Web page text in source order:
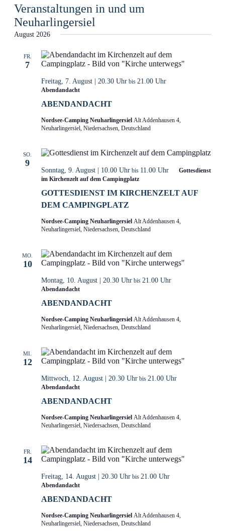
wählen.
Veranstaltungen in und um
Neuharlingersiel
August 2026
FR.
7
Freitag, 7. August | 20.30 Uhrbis 21.00 Uhr
Abendandacht
ABENDANDACHT
Nordsee-Camping Neuharlingersiel Alt Addenhausen 4,
Neuharlingersiel, Niedersachsen, Deutschland
SO.
9
Sonntag, 9. August | 10.00 Uhrbis 11.00 Uhr
Gottesdienst
im Kirchenzelt auf dem Campingplatz
GOTTESDIENST IM KIRCHENZELT AUF
DEM CAMPINGPLATZ
Nordsee-Camping Neuharlingersiel Alt Addenhausen 4,
Neuharlingersiel, Niedersachsen, Deutschland
MO.
10
Montag, 10. August | 20.30 Uhrbis 21.00 Uhr
Abendandacht
ABENDANDACHT
Nordsee-Camping Neuharlingersiel Alt Addenhausen 4,
Neuharlingersiel, Niedersachsen, Deutschland
MI.
12
Mittwoch, 12. August | 20.30 Uhrbis 21.00 Uhr
Abendandacht
ABENDANDACHT
Nordsee-Camping Neuharlingersiel Alt Addenhausen 4,
Neuharlingersiel, Niedersachsen, Deutschland
FR.
14
Freitag, 14. August | 20.30 Uhrbis 21.00 Uhr
Abendandacht
ABENDANDACHT
Nordsee-Camping Neuharlingersiel Alt Addenhausen 4,
Neuharlingersiel, Niedersachsen, Deutschland